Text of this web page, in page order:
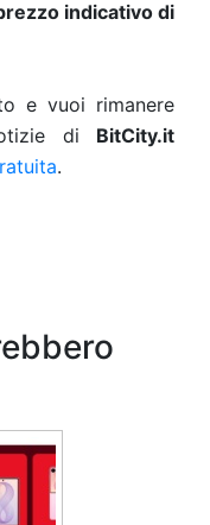
indicativo di
e vuoi rimanere
di BitCity.it
.